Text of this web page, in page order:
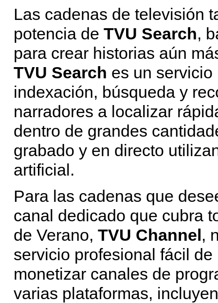
Las cadenas de televisión
potencia de TVU Search,
para crear historias aún
TVU Search es un
indexación, búsqueda y
narradores a localizar
dentro de grandes
grabado y en directo
artificial.
Para las cadenas que
canal dedicado que cubra
de Verano, TVU Channel,
servicio profesional fácil
monetizar canales de
varias plataformas,